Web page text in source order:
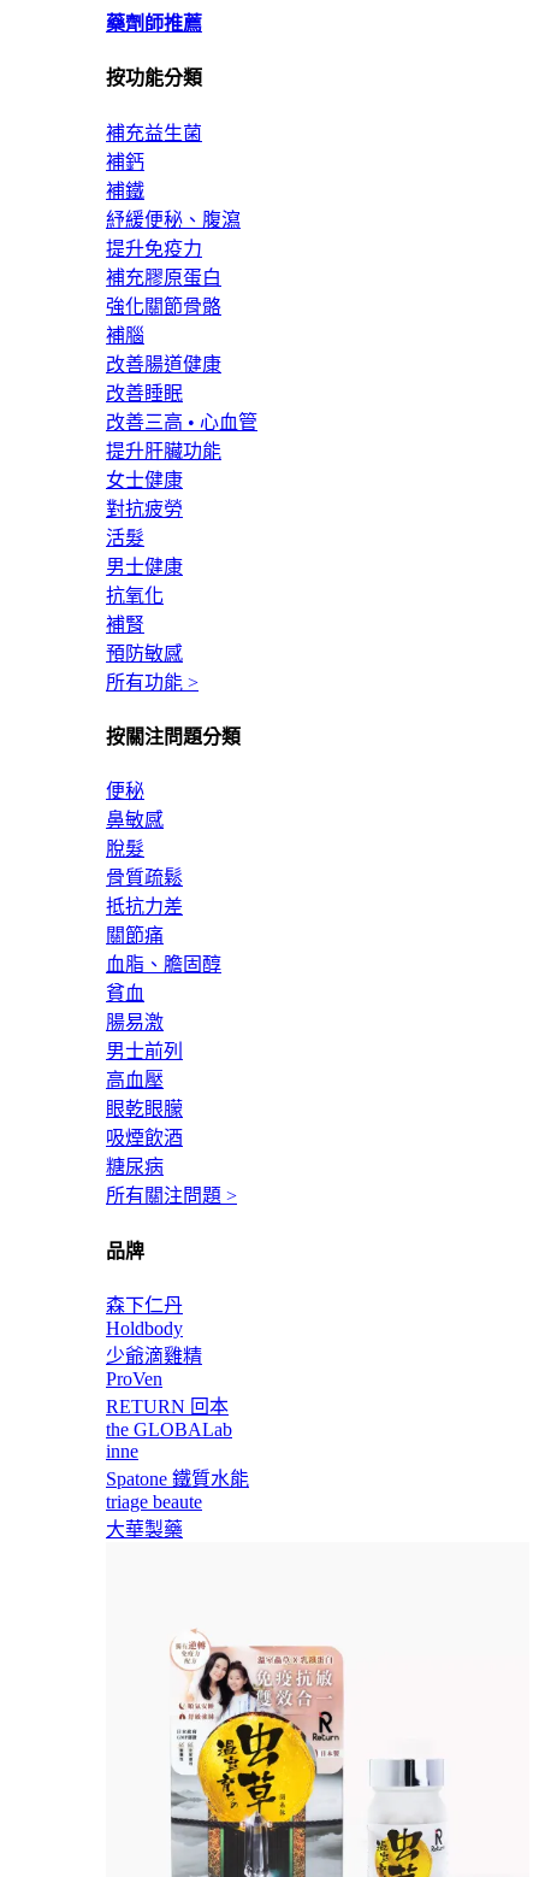
藥劑師推薦
按功能分類
補充益生菌
補鈣
補鐵
紓緩便秘、腹瀉
提升免疫力
補充膠原蛋白
強化關節骨骼
補腦
改善腸道健康
改善睡眠
改善三高 • 心血管
提升肝臟功能
女士健康
對抗疲勞
活髮
男士健康
抗氧化
補腎
預防敏感
所有功能 >
按關注問題分類
便秘
鼻敏感
脫髮
骨質疏鬆
抵抗力差
關節痛
血脂、膽固醇
貧血
腸易激
男士前列
高血壓
眼乾眼朦
吸煙飲酒
糖尿病
所有關注問題 >
品牌
森下仁丹
Holdbody
少爺滴雞精
ProVen
RETURN 回本
the GLOBALab
inne
Spatone 鐵質水能
triage beaute
大華製藥